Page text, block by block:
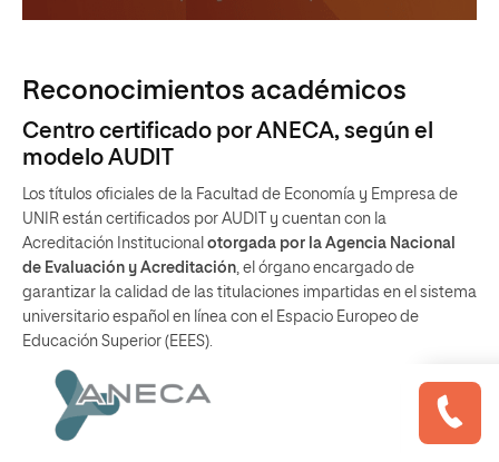
Reconocimientos académicos
Centro certificado por ANECA, según el
modelo AUDIT
Los títulos oficiales de la Facultad de Economía y Empresa de
UNIR están certificados por AUDIT y cuentan con la
Acreditación Institucional otorgada por la Agencia Nacional
de Evaluación y Acreditación, el órgano encargado de
garantizar la calidad de las titulaciones impartidas en el sistema
universitario español en línea con el Espacio Europeo de
Educación Superior (EEES).